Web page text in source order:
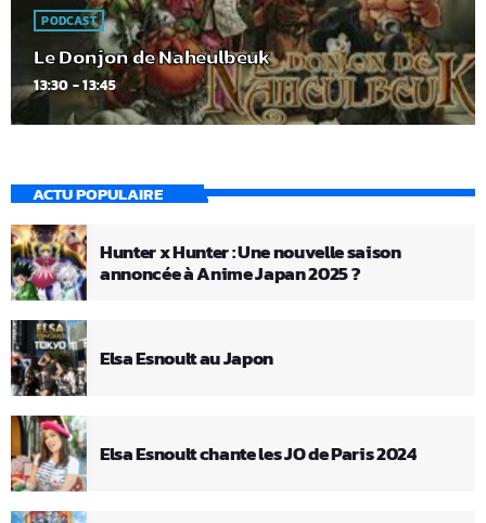
PODCAST
Le Donjon de Naheulbeuk
13:30 - 13:45
ACTU POPULAIRE
Hunter x Hunter : Une nouvelle saison
annoncée à Anime Japan 2025 ?
Elsa Esnoult au Japon
Elsa Esnoult chante les JO de Paris 2024